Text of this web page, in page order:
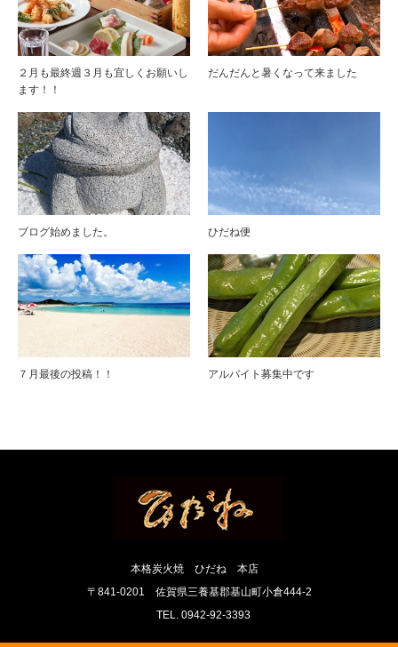
２月も最終週３月も宜しくお願いし
ます！！
だんだんと暑くなって来ました
ブログ始めました。 ひだね便
７月最後の投稿！！ アルバイト募集中です
本格炭火焼 ひだね 本店
〒841-0201 佐賀県三養基郡基山町小倉444-2
TEL. 0942-92-3393